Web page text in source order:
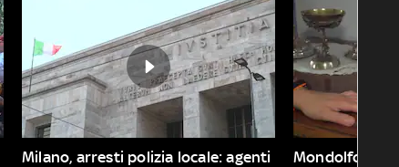
Milano, arresti polizia locale: agenti
Mondolfo,